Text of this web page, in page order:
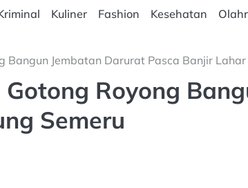
Kuliner Fashion Kesehatan
Jembatan Darurat Pasca Banjir Lahar
Royong
Semeru